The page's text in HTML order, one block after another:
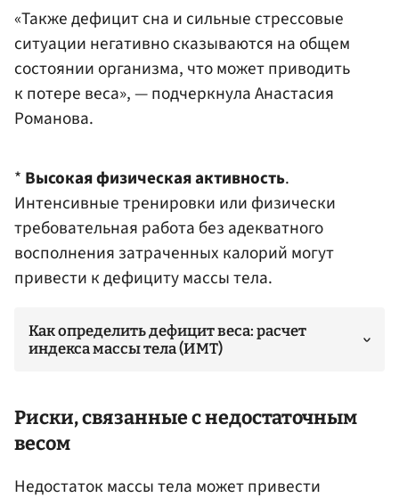
«Также дефицит сна и сильные стрессовые
ситуации негативно сказываются на общем
состоянии организма, что может приводить
к потере веса», — подчеркнула Анастасия
Романова.
* Высокая физическая активность.
Интенсивные тренировки или физически
требовательная работа без адекватного
восполнения затраченных калорий могут
привести к дефициту массы тела.
Как определить дефицит веса: расчет
индекса массы тела (ИМТ)
Риски, связанные с недостаточным
весом
Недостаток массы тела может привести